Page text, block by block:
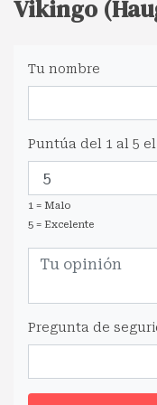
Vikingo
Tu nombre
Puntúa del 1 al 5
1 = Malo
5 = Excelente
Pregunta de